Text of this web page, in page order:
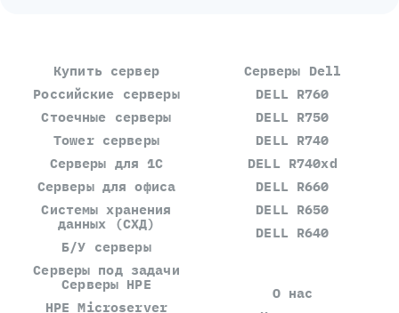
Купить сервер
Российские серверы
Стоечные серверы
Tower серверы
Серверы для 1С
Серверы для офиса
Системы хранения
данных (СХД)
Б/У серверы
Серверы под задачи
Серверы Dell
DELL R760
DELL R750
DELL R740
DELL R740xd
DELL R660
DELL R650
DELL R640
Серверы HPE
HPE Microserver
О нас